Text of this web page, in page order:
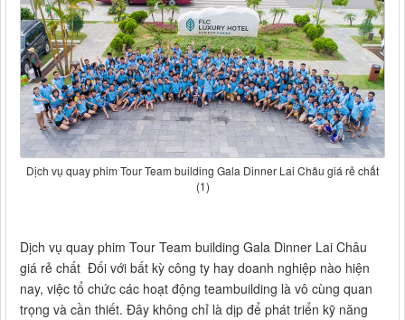
Dịch vụ quay phim Tour Team building Gala Dinner Lai Châu giá rẻ chất
(1)
Dịch vụ quay phim Tour Team building Gala Dinner Lai Châu
giá rẻ chất Đối với bất kỳ công ty hay doanh nghiệp nào hiện
nay, việc tổ chức các hoạt động teambuilding là vô cùng quan
trọng và cần thiết. Đây không chỉ là dịp để phát triển kỹ năng